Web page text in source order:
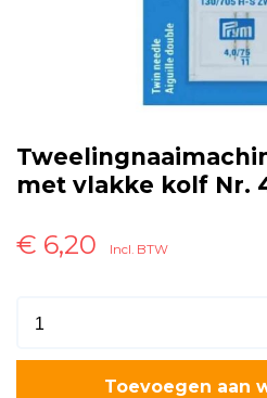
met vlakke kolf Nr.
€ 6,20 Incl. BTW
Toevoegen aan